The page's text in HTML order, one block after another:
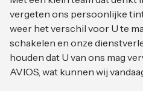
vergeten ons persoonlijke
weer het verschil voor U te
schakelen en onze
houden dat U van ons mag
AVIOS, wat kunnen wij